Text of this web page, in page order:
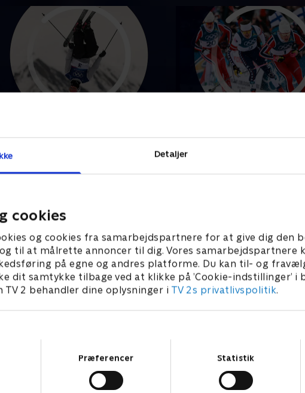
Detaljer
cookies
og cookies fra samarbejdspartnere for at give dig den
til at målrette annoncer til dig. Vores samarbejdspartnere
på egne og andres platforme. Du kan til- og
dit samtykke tilbage ved at klikke på ’Cookie-indstillinger’ i
TV 2 behandler dine oplysninger i TV 2s privatlivspolitik.
Præferencer Statistik
februar 2026 • 5 min